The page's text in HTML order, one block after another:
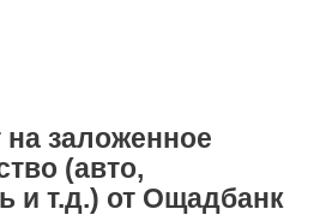
на заложенное
(авто,
и т.д.) от Ощадбанк